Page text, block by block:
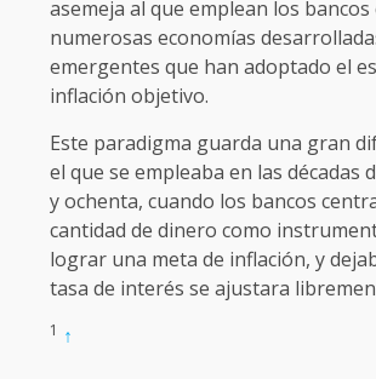
asemeja al que emplean los
numerosas economías
emergentes que han adoptado el
inflación objetivo.
Este paradigma guarda una gran
el que se empleaba en las décadas
y ochenta, cuando los bancos
cantidad de dinero como
lograr una meta de inflación, y
tasa de interés se ajustara
1 ↑